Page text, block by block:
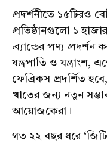
প্রদর্শনীতে ১৫টিরও
প্রতিষ্ঠানগুলো ১
ব্র্যান্ডের পণ্য
যন্ত্রপাতি ও যন্ত্রাংশ,
ফেব্রিকস প্রদর্শিত
খাতের জন্য নতুন
আয়োজকেরা।
গত ২২ বছর ধরে